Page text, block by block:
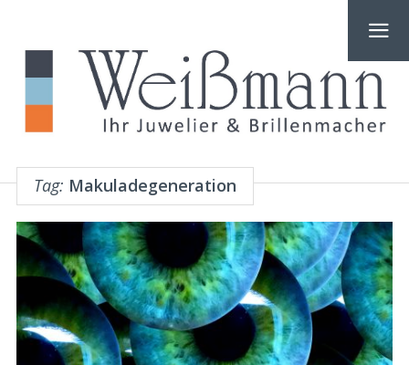
Tag: Makuladegeneration